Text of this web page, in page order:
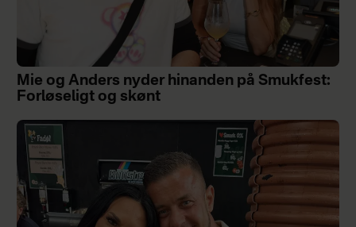
Mie og Anders nyder hinanden på Smukfest:
Forløseligt og skønt